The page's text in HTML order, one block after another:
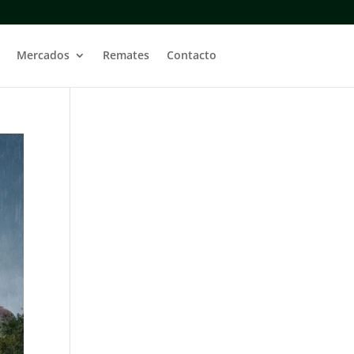
Mercados Remates Contacto